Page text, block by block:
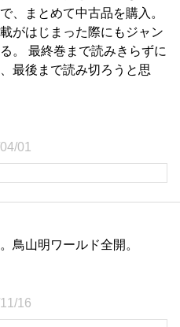
、まとめて中古品を購入。
がはじまった際にもジャン
。 最終巻まで読みきらずに
最後まで読み切ろうと思
01
鳥山明ワールド全開。
16